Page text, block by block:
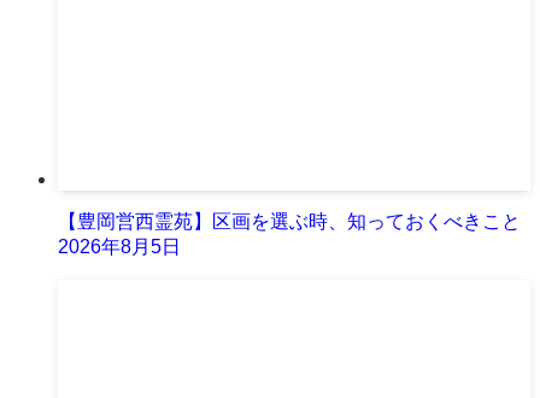
【豊岡営西霊苑】区画を選ぶ時、知っておくべきこと
2026年8月5日